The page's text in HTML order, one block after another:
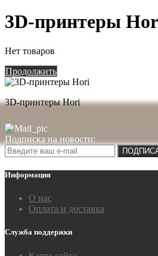
3D-принтеры
Нет товаров
Продолжить
3D-принтеры Hori
Подписка на новости:
Информация
О нас
Оплата и доставка
Служба поддержки